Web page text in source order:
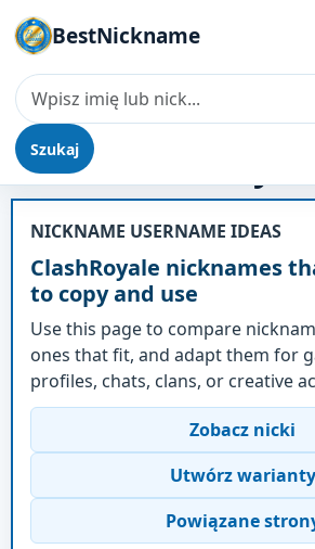
BestNickname
Szukaj
Nick - ClashRoyale
NICKNAME USERNAME IDEAS
ClashRoyale nicknames
to copy and use
Use this page to compare
ones that fit, and adapt them for
profiles, chats, clans, or creative
Zobacz nicki
Utwórz warianty
Powiązane